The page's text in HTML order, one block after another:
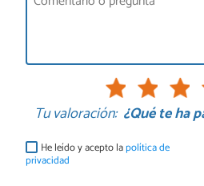
Tu valoración: ¿Qué te ha
He leído y acepto lapolítica de
privacidad